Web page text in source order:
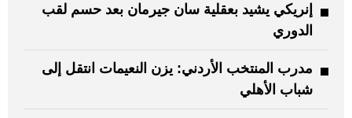
إنريكي يشيد بعقلية سان جيرمان بعد حسم لقب
الدوري
مدرب المنتخب الأردني: يزن النعيمات انتقل إلى
شباب الأهلي